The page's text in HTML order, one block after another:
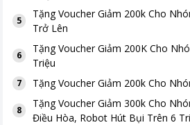
5
TặngVoucher Giảm 200k Cho
Trở Lên
6
TặngVoucher Giảm 200K Cho
Triệu
7 TặngVoucher Giảm 200k Cho
8
TặngVoucher Giảm 300k Cho
Điều Hòa, Robot Hút Bụi Trên 6